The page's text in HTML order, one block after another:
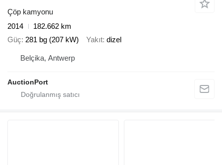
Çöp kamyonu
2014
182.662 km
Güç 281 bg (207 kW) Yakıt dizel
Belçika, Antwerp
AuctionPort